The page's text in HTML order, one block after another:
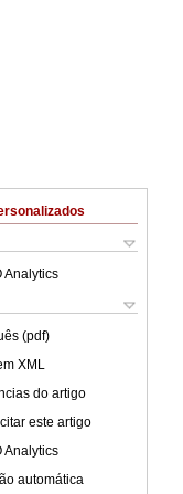
Analytics
(pdf)
XML
do artigo
este artigo
Analytics
automática